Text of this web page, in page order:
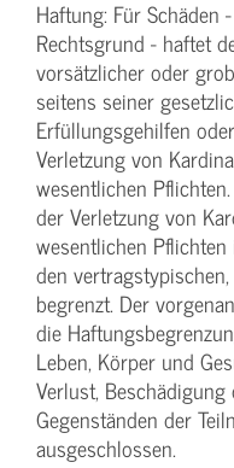
Haftung: Für Schäden
Rechtsgrund - haftet
vorsätzlicher oder
seitens seiner
Erfüllungsgehilfen
Verletzung von
wesentlichen
der Verletzung von
wesentlichen
den
begrenzt. Der
die
Leben, Körper und
Verlust,
Gegenständen der
ausgeschlossen.